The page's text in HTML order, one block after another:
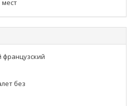
мест
французский
без